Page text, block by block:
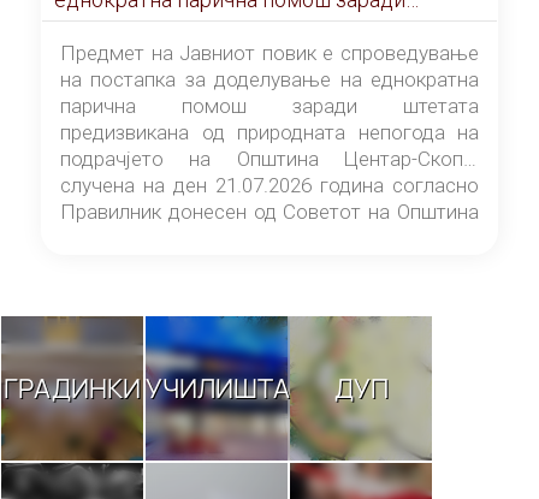
штетата предизвикана од природната
непогода на подрачјето на Општина
Центар-Скопје случена на ден 21.07.2026
година
Предмет на Јавниот повик е спроведување
на постапка за доделување на еднократна
парична помош заради штетата
предизвикана од природната непогода на
подрачјето на Општина Центар-Скопје
случена на ден 21.07.2026 година согласно
Правилник донесен од Советот на Општина
ГРАДИНКИУЧИЛИШТА ДУП